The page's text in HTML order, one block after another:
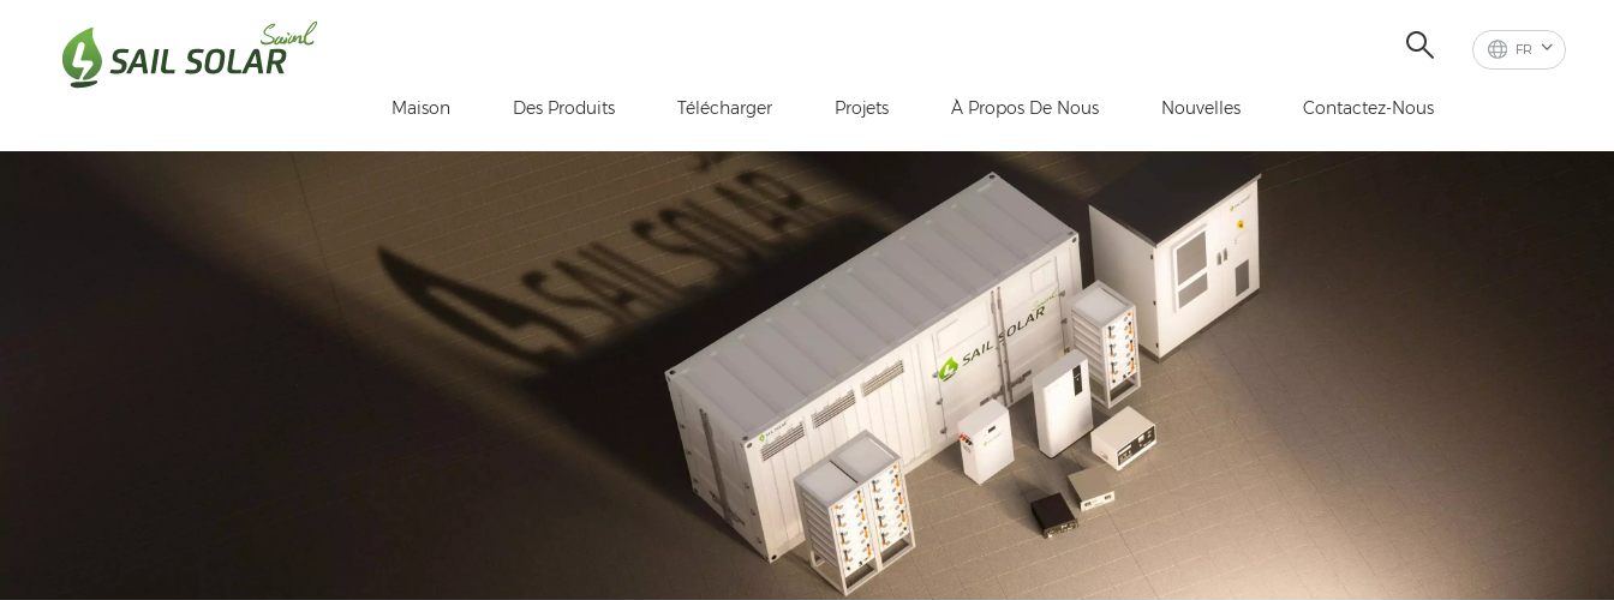
FR
Maison Des Produits Télécharger Projets À Propos De Nous Nouvelles Contactez-Nous